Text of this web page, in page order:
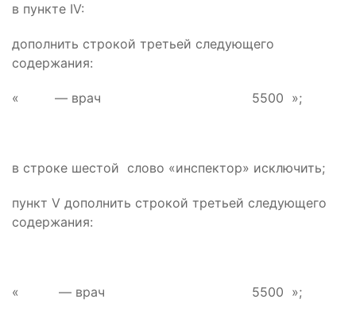
в пункте IV:
дополнить строкой третьей следующего
содержания:
« — врач 5500 »;
в строке шестой слово «инспектор» исключить;
пункт V дополнить строкой третьей следующего
содержания:
« — врач 5500 »;